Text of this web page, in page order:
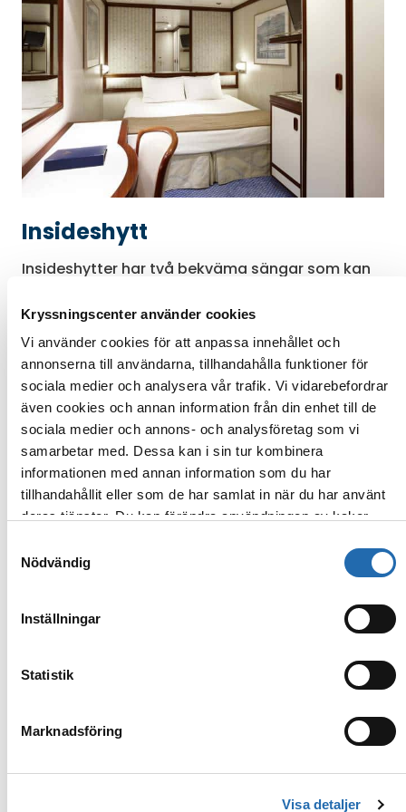
Kryssningscenter använder cookies
Vi använder cookies för att anpassa innehållet och
annonserna till användarna, tillhandahålla funktioner för
sociala medier och analysera vår trafik. Vi vidarebefordrar
även cookies och annan information från din enhet till de
sociala medier och annons- och analysföretag som vi
samarbetar med. Dessa kan i sin tur kombinera
informationen med annan information som du har
tillhandahållit eller som de har samlat in när du har använt
deras tjänster. Du kan förändra användningen av kakor
kakor (cookies)
Nödvändig
Inställningar
Statistik
Marknadsföring
Visa detaljer
Insideshytt
Insideshytter har två bekväma sängar som kan
kylskåp, hårtork, TV, säkerhetsbox,
luftkonditionering, garderob och rumsservice 24
timmar om dygnet. Badrum med dusch. Wi-Fi-
anslutning mot tillägg.
Kategori: IA-IF
Hyttens storlek: 13-16 m²
Bild: Sun Princess
Hyttinredning kan variera från fartyg till fartyg
Galleri
Kampanjer